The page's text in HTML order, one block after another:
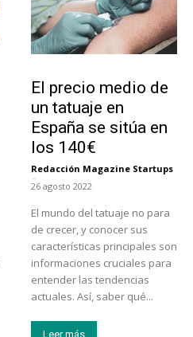
El precio medio de
un tatuaje en
España se sitúa en
los 140€
Redacción Magazine Startups
-
26 agosto 2022
El mundo del tatuaje no para
de crecer, y conocer sus
características principales son
informaciones cruciales para
entender las tendencias
actuales. Así, saber qué...
Leer más